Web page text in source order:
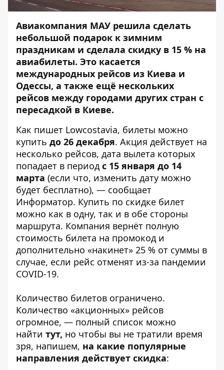
Авиакомпания МАУ решила сделать
небольшой подарок к зимним
праздникам и сделала скидку в 15 % на
авиабилеты. Это касается
международных рейсов из Киева и
Одессы, а также ещё нескольких
рейсов между городами других стран с
пересадкой в Киеве.
Как пишет Lowcostavia, билеты можно
купить до 26 декабря. Акция действует на
несколько рейсов, дата вылета которых
попадает в период с 15 января до 14
марта (если что, изменить дату можно
будет бесплатно), — сообщает
Информатор. Купить по скидке билет
можно как в одну, так и в обе стороны
маршрута. Компания вернёт полную
стоимость билета на промокод и
дополнительно «накинет» 25 % от суммы в
случае, если рейс отменят из-за пандемии
COVID-19.
Количество билетов ограничено.
Количество «акционных» рейсов
огромное, — полный список можно
найти тут, но чтобы вы не тратили время
зря, напишем, на какие популярные
направления действует скидка: